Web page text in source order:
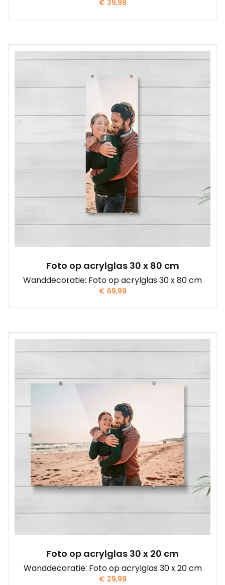
€39,99
Foto op acrylglas 30 x 80 cm
Wanddecoratie: Foto op acrylglas 30 x 80 cm
€69,99
Foto op acrylglas 30 x 20 cm
Wanddecoratie: Foto op acrylglas 30 x 20 cm
€29,99